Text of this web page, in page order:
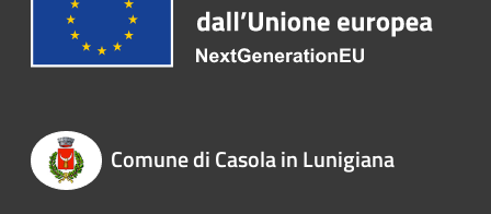
Comune di Casola in Lunigiana